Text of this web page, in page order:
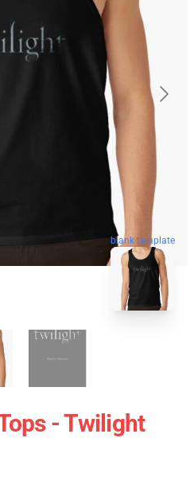
blank template
- Twilight